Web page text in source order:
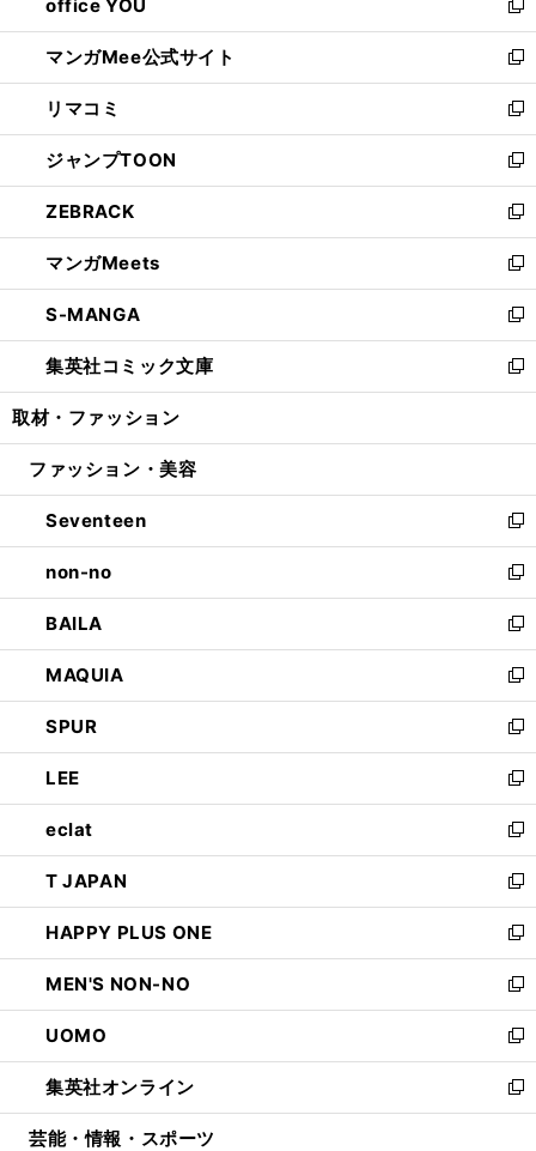
く
で
開
く
ィ
ン
ド
ウ
で
開
く
い
ウ
ィ
ン
ド
ウ
で
開
く
office YOU
新
し
い
ウ
ィ
ン
ド
ウ
で
開
く
マンガMee公式サイト
新
し
い
ウ
ィ
ン
ド
ウ
で
開
く
リマコミ
新
し
い
ウ
ィ
ン
ド
ウ
で
開
く
ジャンプTOON
新
し
い
ウ
ィ
ン
ド
ウ
で
開
ZEBRACK
新
し
い
ウ
ィ
ン
ド
ウ
開
マンガMeets
新
し
い
ウ
ィ
ン
ウ
開
く
S-MANGA
新
し
い
ウ
ン
ウ
で
開
く
集英社コミック文庫
新
し
ウ
ン
ド
ウ
で
開
く
取材・ファッション
ファッション・美容
Seventeen
新
し
い
ウ
ィ
ン
ド
ウ
で
開
く
non-no
新
し
い
ウ
ィ
ン
ド
ウ
で
開
く
BAILA
新
し
い
ウ
ィ
ン
ド
ウ
で
開
く
MAQUIA
新
し
い
ウ
ィ
ン
ド
ウ
で
開
く
SPUR
新
し
い
ウ
ィ
ン
ド
ウ
で
開
く
LEE
新
し
い
ウ
ィ
ン
ド
ウ
で
開
く
eclat
新
し
い
ウ
ィ
ン
ド
ウ
で
開
く
T JAPAN
新
し
い
ウ
ィ
ン
ド
ウ
で
開
HAPPY PLUS ONE
新
し
い
ウ
ィ
ン
ド
ウ
MEN'S NON-NO
新
し
い
ウ
ィ
ン
UOMO
新
し
い
ウ
集英社オンライン
新
し
芸能・情報・スポーツ